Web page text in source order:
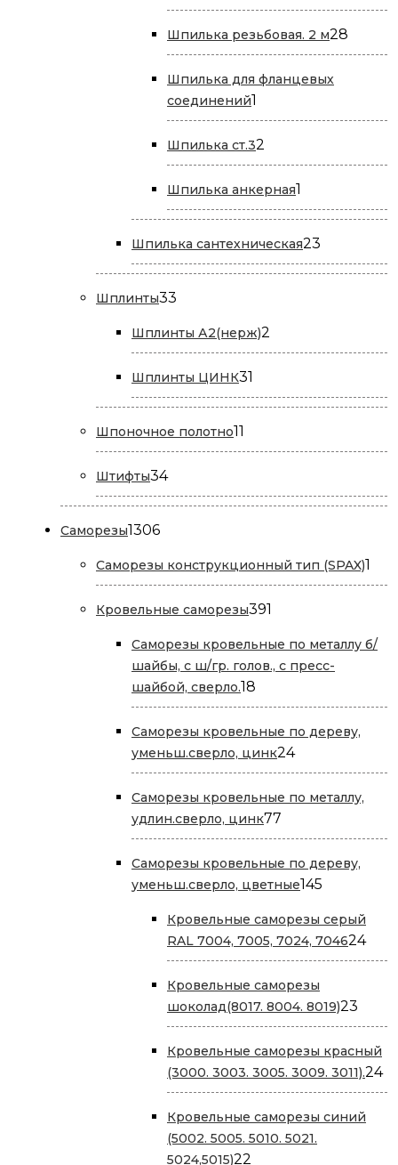
товар
Шпилька резьбовая. 2 м28
Шпилька для фланцевых
соединений1
товар
Шпилька ст.32
товара
Шпилька анкерная1
товар
Шпилька сантехническая23
товара
Шплинты33
Шплинты А2(нерж)2
товара
Шплинты ЦИНК31
товар
Шпоночное полотно11
товаров
Штифты3434
товара
Саморезы13061306
Саморезы конструкционный тип (SPAX)1
Кровельные саморезы391
Саморезы кровельные по металлу б/
шайбы, с ш/гр. голов., с пресс-
шайбой, сверло.18
товаров
Саморезы кровельные по дереву,
уменьш.сверло, цинк2424
товара
Саморезы кровельные по металлу,
удлин.сверло, цинк77
товаров
Саморезы кровельные по дереву,
уменьш.сверло, цветные145
Кровельные саморезы серый
RAL 7004, 7005, 7024, 70462424
Кровельные саморезы
шоколад(8017. 8004. 8019)23
Кровельные саморезы красный
(3000. 3003. 3005. 3009. 3011).24
Кровельные саморезы cиний
(5002. 5005. 5010. 5021.
5024,5015)22